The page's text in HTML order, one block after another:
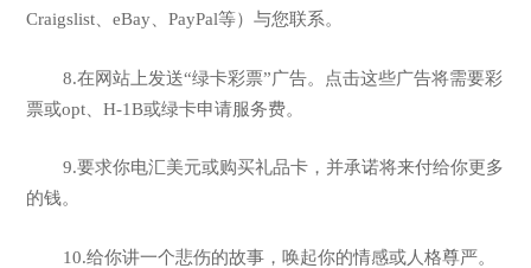
Craigslist、eBay、PayPal等）与您联系。
8.在网站上发送“绿卡彩票”广告。点击这些广告将需要彩
票或opt、H-1B或绿卡申请服务费。
9.要求你电汇美元或购买礼品卡，并承诺将来付给你更多
的钱。
10.给你讲一个悲伤的故事，唤起你的情感或人格尊严。